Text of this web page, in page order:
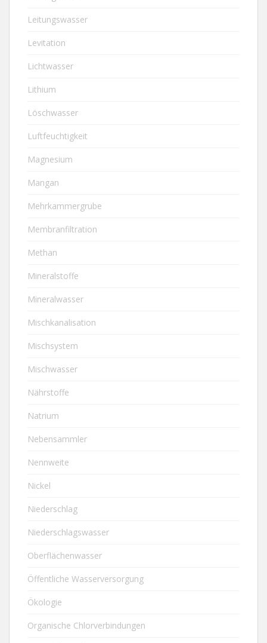
Leitungswasser
Levitation
Lichtwasser
Lithium
Löschwasser
Luftfeuchtigkeit
Magnesium
Mangan
Mehrkammergrube
Membranfiltration
Methan
Mineralstoffe
Mineralwasser
Mischkanalisation
Mischsystem
Mischwasser
Nährstoffe
Natrium
Nebensammler
Nennweite
Nickel
Niederschlag
Niederschlagswasser
Oberflächenwasser
Öffentliche Wasserversorgung
Ökologie
Organische Chlorverbindungen